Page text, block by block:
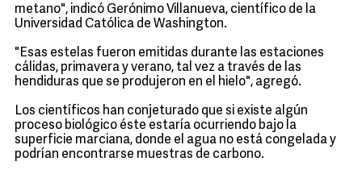
metano", indicó Gerónimo Villanueva, científico de la
Universidad Católica de Washington.
"Esas estelas fueron emitidas durante las estaciones
cálidas, primavera y verano, tal vez a través de las
hendiduras que se produjeron en el hielo", agregó.
Los científicos han conjeturado que si existe algún
proceso biológico éste estaría ocurriendo bajo la
superficie marciana, donde el agua no está congelada y
podrían encontrarse muestras de carbono.